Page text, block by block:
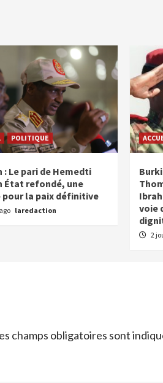
POLITIQUE
: Le pari de Hemedti
État refondé, une
pour la paix définitive
laredaction
voie
2
champs obligatoires sont